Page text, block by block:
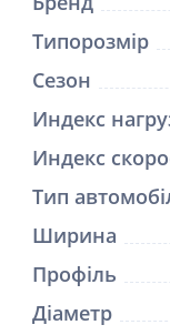
Типорозмір
Сезон
Индекс
Индекс
Тип
Ширина
Профіль
Діаметр